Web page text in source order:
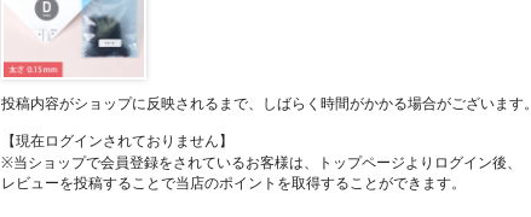
投稿内容がショップに反映されるまで、しばらく時間がかかる場合がございます。
【現在ログインされておりません】
※当ショップで会員登録をされているお客様は、トップページよりログイン後、
レビューを投稿することで当店のポイントを取得することができます。